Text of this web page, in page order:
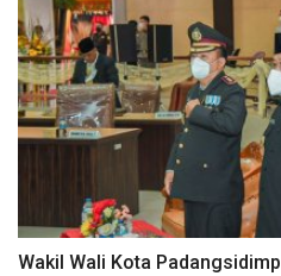
Wakil Wali Kota